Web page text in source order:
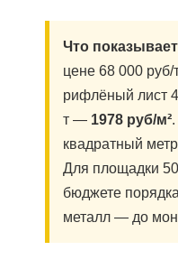
Что
цене 68 000 руб/
рифлёный лист
т — 1978 руб/м²
квадратный
Для площадки
бюджете
металл — до